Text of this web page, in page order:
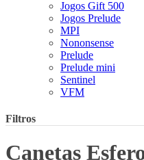
Jogos Gift 500
Jogos Prelude
MPI
Nononsense
Prelude
Prelude mini
Sentinel
VFM
Filtros
Canetas